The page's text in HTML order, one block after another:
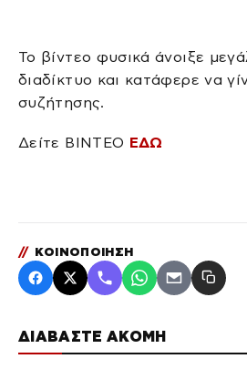
ΔΙΑΒΑΣΤΕ ΑΚΟΜΗ
Το βίντεο φυσικά άνοιξε
διαδίκτυο και κατάφερε να
συζήτησης.
Δείτε ΒΙΝΤΕΟ ΕΔΩ
// ΚΟΙΝΟΠΟΙΗΣΗ